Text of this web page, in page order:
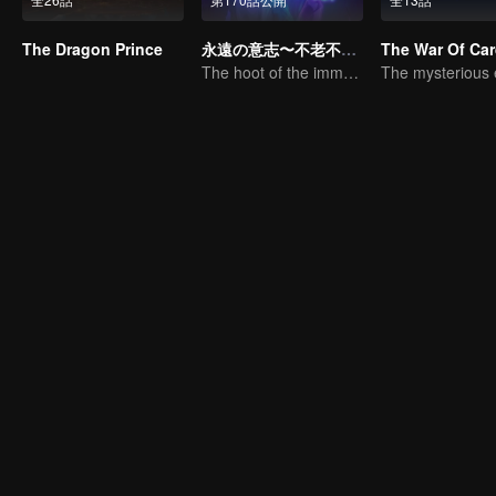
The Dragon Prince
永遠の意志〜不老不死の秘法〜
The hoot of the immortality cultivation world is back!
The War Of